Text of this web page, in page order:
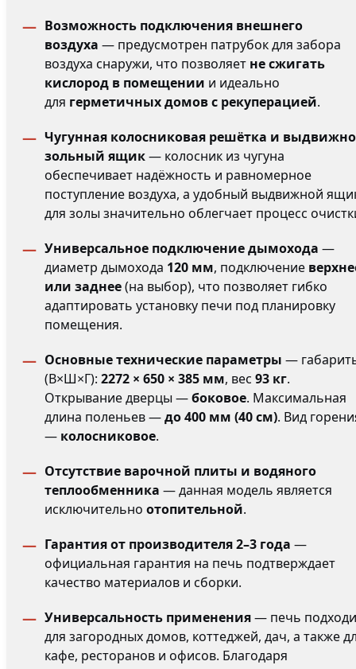
Возможность подключения внешнего
воздуха — предусмотрен патрубок для забора
воздуха снаружи, что позволяет не сжигать
кислород в помещении и идеально
для герметичных домов с рекуперацией.
Чугунная колосниковая решётка и
зольный ящик— колосник из чугуна
обеспечивает надёжность и равномерное
поступление воздуха, а удобный выдвижной
для золы значительно облегчает процесс
Универсальное подключение дымохода —
диаметр дымохода 120 мм, подключение
или заднее(на выбор), что позволяет гибко
адаптировать установку печи под планировку
помещения.
Основные технические параметры —
(В×Ш×Г): 2272 × 650 × 385 мм, вес 93 кг.
Открывание дверцы —боковое. Максимальная
длина поленьев —до 400 мм (40 см). Вид
— колосниковое.
Отсутствие варочной плиты и водяного
теплообменника — данная модель является
исключительно отопительной.
Гарантия от производителя 2–3 года —
официальная гарантия на печь подтверждает
качество материалов и сборки.
Универсальность применения— печь
для загородных домов, коттеджей, дач, а также
кафе, ресторанов и офисов. Благодаря